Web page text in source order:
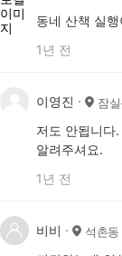
동네 산책 실
1년 전
이영진 잠
저도 안됩니다.
알려주셔요.
1년 전
비비 석촌동